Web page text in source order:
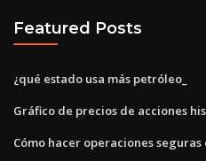
Featured Posts
¿qué estado usa más petróleo_
Gráfico de precios de acciones
Cómo hacer operaciones